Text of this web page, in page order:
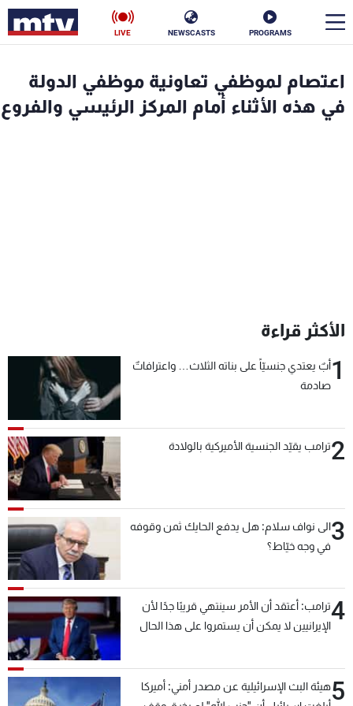
PROGRAMS
NEWSCASTS
LIVE
اعتصام لموظفي تعاونية موظفي الدولة
في هذه الأثناء أمام المركز الرئيسي والفروع
الأكثر قراءة
1أبٌ يعتدي جنسيّاً على بناته الثلاث… واعترافاتٌ
صادمة
2ترامب يقيّد الجنسية الأميركية بالولادة
3الى نواف سلام: هل يدفع الحايك ثمن وقوفه
في وجه خيّاط؟
4ترامب: أعتقد أن الأمر سينتهي قريبًا جدًا لأن
الإيرانيين لا يمكن أن يستمروا على هذا الحال
5هيئة البث الإسرائيلية عن مصدر أمني: أميركا
الأخبار
البرامج
شاهد البرامج
الترددات
عن MTV
الإنـتـاج
وظائف
شروط الإسـتخدام
سياسة الخصوصية